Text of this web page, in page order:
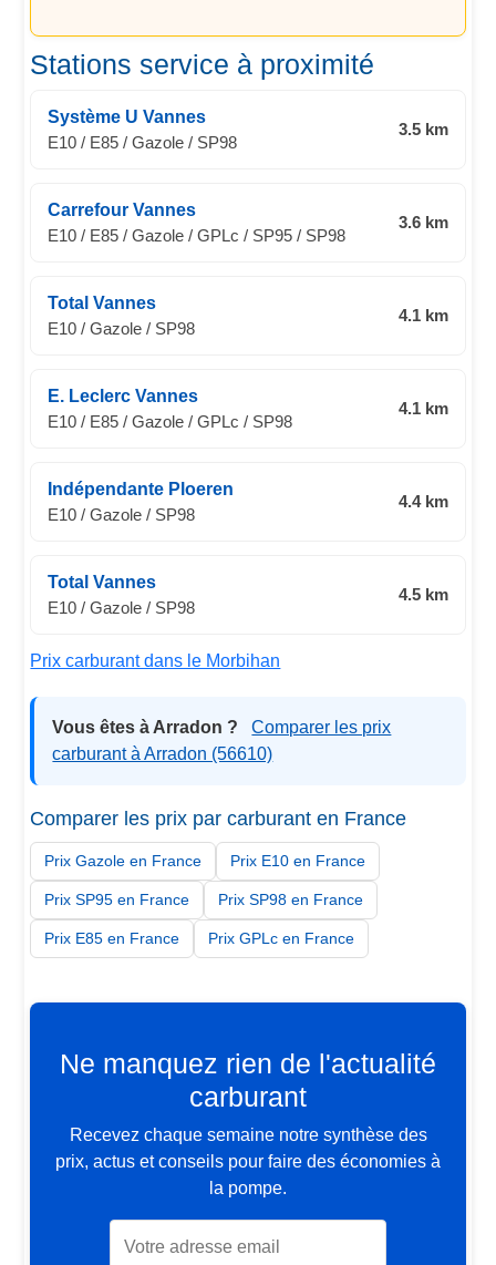
Stations service à proximité
Système U Vannes
E10 / E85 / Gazole / SP98
3.5 km
Carrefour Vannes
E10 / E85 / Gazole / GPLc / SP95 / SP98
3.6 km
Total Vannes
E10 / Gazole / SP98
4.1 km
E. Leclerc Vannes
E10 / E85 / Gazole / GPLc / SP98
4.1 km
Indépendante Ploeren
E10 / Gazole / SP98
4.4 km
Total Vannes
E10 / Gazole / SP98
4.5 km
Prix carburant dans le Morbihan
Vous êtes à Arradon ?
Comparer les prix
carburant à Arradon (56610)
Comparer les prix par carburant en France
Prix Gazole en France Prix E10 en France
Prix SP95 en France Prix SP98 en France
Prix E85 en France Prix GPLc en France
Ne manquez rien de l'actualité
carburant
Recevez chaque semaine notre synthèse des
prix, actus et conseils pour faire des économies à
la pompe.